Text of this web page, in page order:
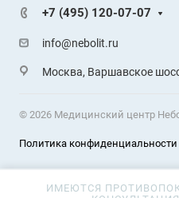
+7 (495) 120-07-07
info@nebolit.ru
Москва, Варшавское
© 2026 Медицинский центр
Политика конфиденциальности
ИМЕЮТСЯ